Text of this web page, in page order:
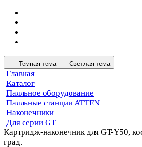
Темная тема Светлая тема
Главная
Каталог
Паяльное оборудование
Паяльные станции ATTEN
Наконечники
Для серии GT
Картридж-наконечник для GT-Y50,
град.